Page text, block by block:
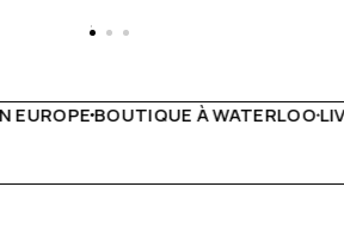
GRATUITE À PARTIR DE 150€